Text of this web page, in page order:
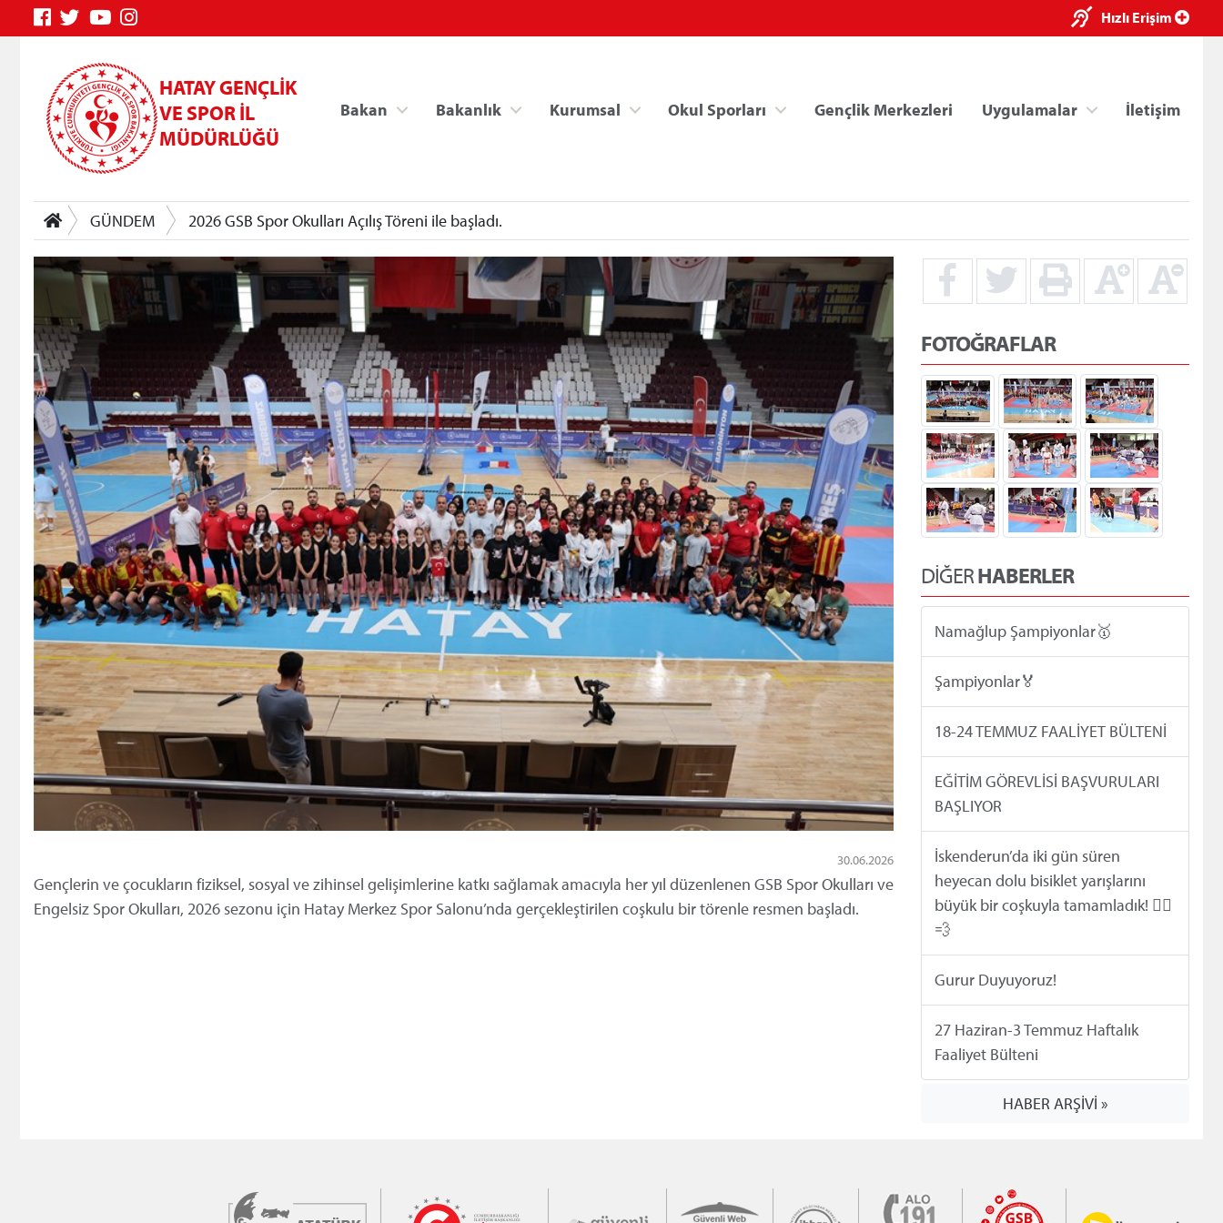
Hızlı Erişim
HATAY GENÇLİK
VE SPOR İL
MÜDÜRLÜĞÜ
Bakan Bakanlık Kurumsal Okul Sporları Gençlik Merkezleri Uygulamalar İletişim
GÜNDEM 2026 GSB Spor Okulları Açılış Töreni ile başladı.
30.06.2026
Gençlerin ve çocukların fiziksel, sosyal ve zihinsel gelişimlerine katkı sağlamak amacıyla her yıl düzenlenen GSB Spor Okulları ve
Engelsiz Spor Okulları, 2026 sezonu için Hatay Merkez Spor Salonu’nda gerçekleştirilen coşkulu bir törenle resmen başladı.
FOTOĞRAFLAR
DİĞERHABERLER
Namağlup Şampiyonlar🥇
Şampiyonlar🏅
18-24 TEMMUZ FAALİYET BÜLTENİ
EĞİTİM GÖREVLİSİ BAŞVURULARI
BAŞLIYOR
İskenderun’da iki gün süren
heyecan dolu bisiklet yarışlarını
büyük bir coşkuyla tamamladık! 🚴‍♂️
💨
Gurur Duyuyoruz!
27 Haziran-3 Temmuz Haftalık
Faaliyet Bülteni
HABER ARŞİVİ »
×
Genç Bilgi Sistemi Spor Bilgi Sistemi Kredi/Yurt İşlemleri